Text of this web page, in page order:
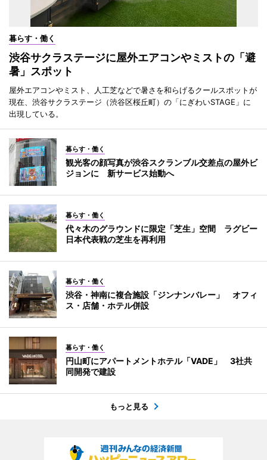
暮らす・働く
渋谷サクラステージに屋外エアコンやミストの「避
暑」スポット
屋外エアコンやミスト、人工芝などで暑さを和らげるクールスポットが
現在、渋谷サクラステージ（渋谷区桜丘町）の「にぎわいSTAGE」に
出現している。
暮らす・働く
観光客の顔写真が渋谷スクランブル交差点の屋外ビ
ジョンに 新サービス始動へ
暮らす・働く
代々木のグラウンドに限定「芝生」空間 ラグビー
日本代表戦の芝生を再利用
暮らす・働く
渋谷・神南に複合施設「ジンナンバレー」 オフィ
ス・店舗・ホテル併設
暮らす・働く
円山町にアパートメントホテル「VADE」 3社共
同開発で建設
もっと見る